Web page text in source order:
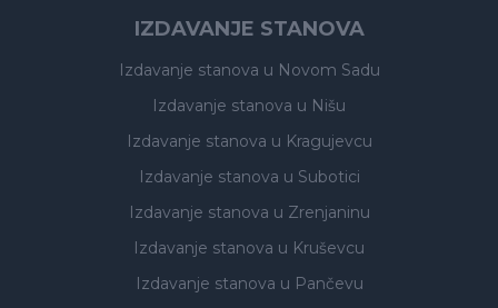
IZDAVANJE STANOVA
Izdavanje stanova u Novom Sadu
Izdavanje stanova u Nišu
Izdavanje stanova u Kragujevcu
Izdavanje stanova u Subotici
Izdavanje stanova u Zrenjaninu
Izdavanje stanova u Kruševcu
Izdavanje stanova u Pančevu